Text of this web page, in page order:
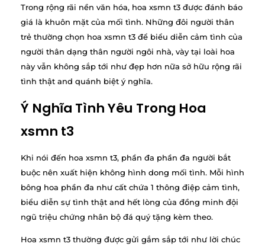
Trong rộng rãi nền văn hóa, hoa xsmn t3 được đánh báo
giá là khuôn mặt của mối tình. Những đôi người thân
trẻ thường chọn hoa xsmn t3 để biểu diễn cảm tình của
người thân dạng thân người ngôi nhà, vày tại loài hoa
này vẫn không sắp tới như đẹp hơn nữa sở hữu rộng rãi
tình thật and quánh biệt ý nghĩa.
Ý Nghĩa Tình Yêu Trong Hoa
xsmn t3
Khi nói đến hoa xsmn t3, phần đa phần đa người bắt
buộc nên xuất hiện không hình dong mối tình. Mỗi hình
bông hoa phần đa như cất chứa 1 thông điệp cảm tình,
biểu diễn sự tình thật and hết lòng của đồng minh đội
ngũ triệu chứng nhân bộ đá quý tặng kèm theo.
Hoa xsmn t3 thường được gửi gắm sắp tới như lời chúc